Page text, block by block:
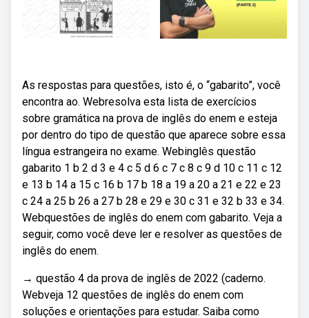
As respostas para questões, isto é, o “gabarito”, você
encontra ao. Webresolva esta lista de exercícios
sobre gramática na prova de inglês do enem e esteja
por dentro do tipo de questão que aparece sobre essa
língua estrangeira no exame. Webinglês questão
gabarito 1 b 2 d 3 e 4 c 5 d 6 c 7 c 8 c 9 d 10 c 11 c 12
e 13 b 14 a 15 c 16 b 17 b 18 a 19 a 20 a 21 e 22 e 23
c 24 a 25 b 26 a 27 b 28 e 29 e 30 c 31 e 32 b 33 e 34.
Webquestões de inglês do enem com gabarito. Veja a
seguir, como você deve ler e resolver as questões de
inglês do enem.
→ questão 4 da prova de inglês de 2022 (caderno.
Webveja 12 questões de inglês do enem com
soluções e orientações para estudar. Saiba como